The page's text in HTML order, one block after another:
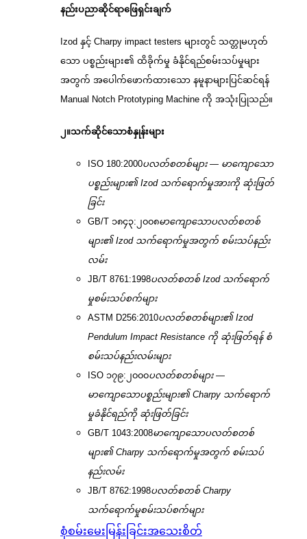
နည်းပညာဆိုင်ရာဖြေရှင်းချက်
Izod နှင့် Charpy impact testers များတွင် သတ္တုမဟုတ်
သော ပစ္စည်းများ၏ ထိခိုက်မှု ခံနိုင်ရည်စမ်းသပ်မှုများ
အတွက် အပေါက်ဖောက်ထားသော နမူနာများပြင်ဆင်ရန်
Manual Notch Prototyping Machine ကို အသုံးပြုသည်။
၂။သက်ဆိုင်သောစံနှုန်းများ
ISO 180:2000ပလတ်စတစ်များ — မာကျောသော
ပစ္စည်းများ၏ Izod သက်ရောက်မှုအားကို ဆုံးဖြတ်
ခြင်း
GB/T ၁၈၄၃:၂၀၀၈မာကျောသောပလတ်စတစ်
များ၏ Izod သက်ရောက်မှုအတွက် စမ်းသပ်နည်း
လမ်း
JB/T 8761:1998ပလတ်စတစ် Izod သက်ရောက်
မှုစမ်းသပ်စက်များ
ASTM D256:2010ပလတ်စတစ်များ၏ Izod
Pendulum Impact Resistance ကို ဆုံးဖြတ်ရန် စံ
စမ်းသပ်နည်းလမ်းများ
ISO ၁၇၉:၂၀၀၀ပလတ်စတစ်များ —
မာကျောသောပစ္စည်းများ၏ Charpy သက်ရောက်
မှုခံနိုင်ရည်ကို ဆုံးဖြတ်ခြင်း
GB/T 1043:2008မာကျောသောပလတ်စတစ်
များ၏ Charpy သက်ရောက်မှုအတွက် စမ်းသပ်
နည်းလမ်း
JB/T 8762:1998ပလတ်စတစ် Charpy
သက်ရောက်မှုစမ်းသပ်စက်များ
စုံစမ်းမေးမြန်းခြင်းအသေးစိတ်